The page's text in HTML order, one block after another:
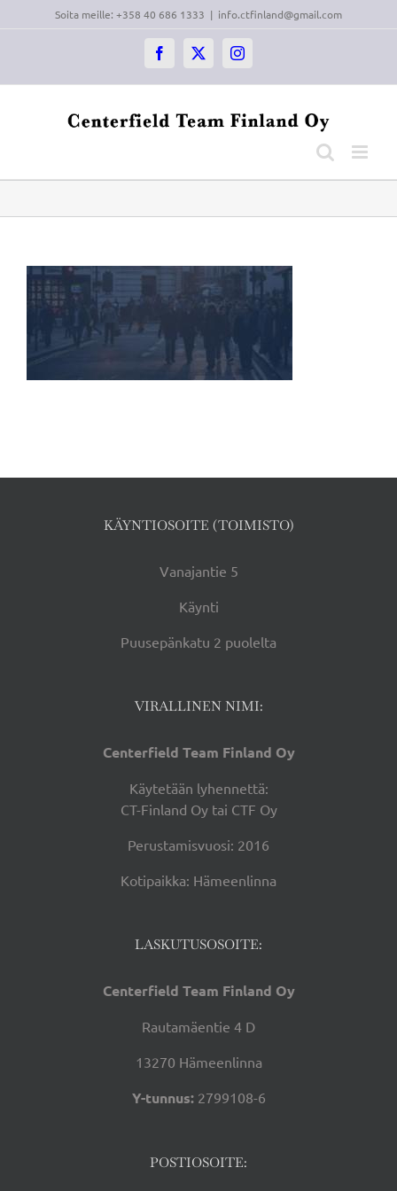
Soita meille: +358 40 686 1333 | info.ctfinland@gmail.com
Facebook
X Instagram
KÄYNTIOSOITE (TOIMISTO)
Vanajantie 5
Käynti
Puusepänkatu 2 puolelta
VIRALLINEN NIMI:
Centerfield Team Finland Oy
Käytetään lyhennettä:
CT-Finland Oy tai CTF Oy
Perustamisvuosi: 2016
Kotipaikka: Hämeenlinna
LASKUTUSOSOITE:
Centerfield Team Finland Oy
Rautamäentie 4 D
13270 Hämeenlinna
Y-tunnus: 2799108-6
POSTIOSOITE: